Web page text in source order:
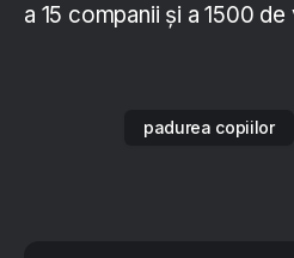
a 15 companii și a 1500
padurea copiilor